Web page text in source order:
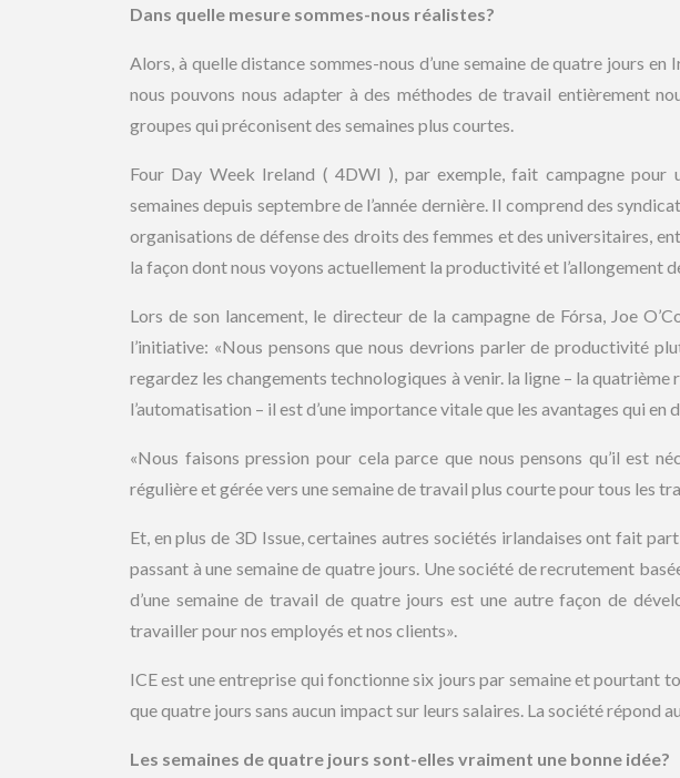
Dans quelle mesure sommes-nous réalistes?
Alors, à quelle distance sommes-nous d’une semaine de quatre jours
nous pouvons nous adapter à des méthodes de travail entièrement
groupes qui préconisent des semaines plus courtes.
Four Day Week Ireland ( 4DWI ), par exemple, fait campagne pour
semaines depuis septembre de l’année dernière. Il comprend des
organisations de défense des droits des femmes et des universitaires,
la façon dont nous voyons actuellement la productivité et l’allongement
Lors de son lancement, le directeur de la campagne de Fórsa, Joe
l’initiative: «Nous pensons que nous devrions parler de productivité
regardez les changements technologiques à venir. la ligne – la
l’automatisation – il est d’une importance vitale que les avantages qui
«Nous faisons pression pour cela parce que nous pensons qu’il est
régulière et gérée vers une semaine de travail plus courte pour tous les
Et, en plus de 3D Issue, certaines autres sociétés irlandaises ont fait
passant à une semaine de quatre jours. Une société de recrutement
d’une semaine de travail de quatre jours est une autre façon de
travailler pour nos employés et nos clients».
ICE est une entreprise qui fonctionne six jours par semaine et pourtant
que quatre jours sans aucun impact sur leurs salaires. La société répond
Les semaines de quatre jours sont-elles vraiment une bonne idée?